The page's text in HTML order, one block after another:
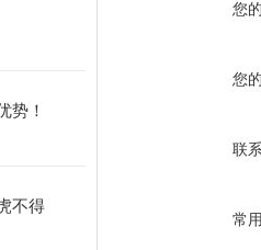
势！
不得
您
您
联
常